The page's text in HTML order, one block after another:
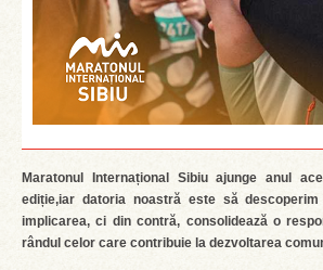
Maratonul Internațional Sibiu ajunge anul
ediție,iar datoria noastră este să
implicarea, ci din contră, consolidează o
rândul celor care contribuie la dezvoltarea